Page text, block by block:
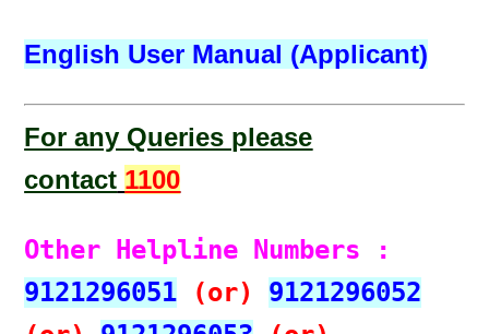
English User Manual (Applicant)
For any Queries please
contact 1100
Other Helpline Numbers :
9121296051
(or)
9121296052